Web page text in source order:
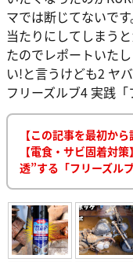
マでは断じてないで
当たりにしてしまう
たのでレポートいた
い!と言うけども2 ヤ
フリーズルブ4 実践
【この記事を最初から
【電食・サビ固着対
透”する「フリーズル